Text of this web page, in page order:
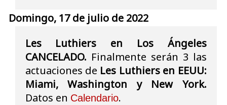
Domingo, 17 de julio de 2022
Les Luthiers en Los Ángeles
CANCELADO. Finalmente serán 3 las
actuaciones de Les Luthiers en EEUU:
Miami, Washington y New York.
Datos en Calendario.